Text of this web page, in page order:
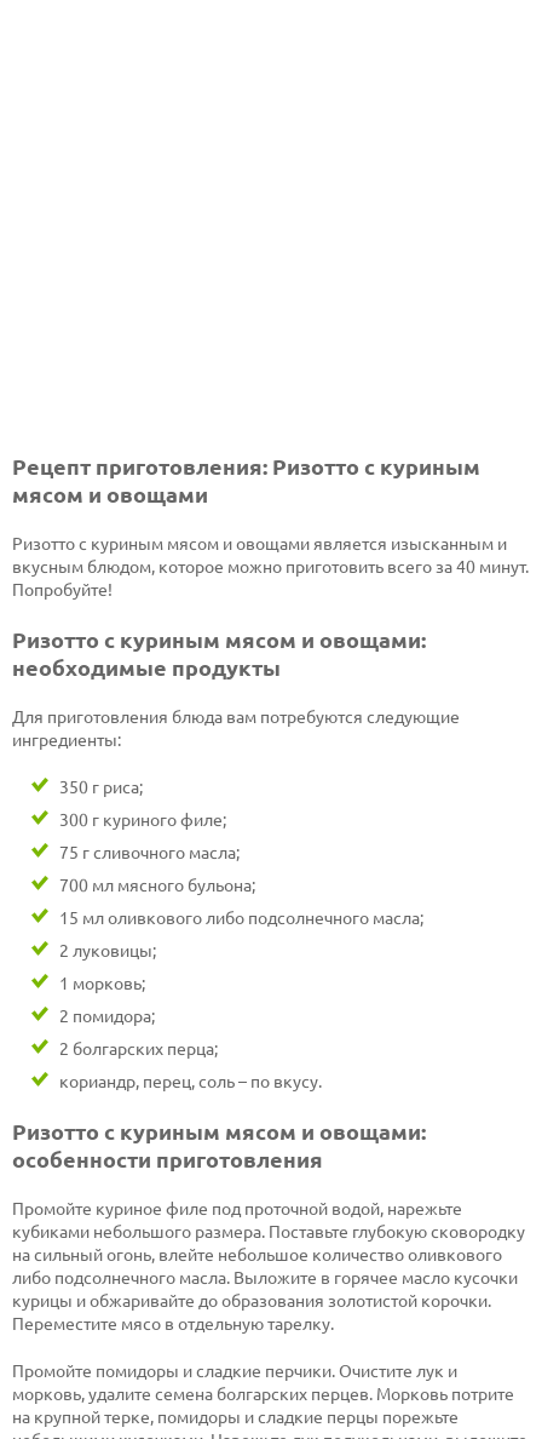
Рецепт приготовления: Ризотто с куриным
мясом и овощами
Ризотто с куриным мясом и овощами является изысканным и
вкусным блюдом, которое можно приготовить всего за 40 минут.
Попробуйте!
Ризотто с куриным мясом и овощами:
необходимые продукты
Для приготовления блюда вам потребуются следующие
ингредиенты:
350 г риса;
300 г куриного филе;
75 г сливочного масла;
700 мл мясного бульона;
15 мл оливкового либо подсолнечного масла;
2 луковицы;
1 морковь;
2 помидора;
2 болгарских перца;
кориандр, перец, соль – по вкусу.
Ризотто с куриным мясом и овощами:
особенности приготовления
Промойте куриное филе под проточной водой, нарежьте
кубиками небольшого размера. Поставьте глубокую сковородку
на сильный огонь, влейте небольшое количество оливкового
либо подсолнечного масла. Выложите в горячее масло кусочки
курицы и обжаривайте до образования золотистой корочки.
Переместите мясо в отдельную тарелку.
Промойте помидоры и сладкие перчики. Очистите лук и
морковь, удалите семена болгарских перцев. Морковь потрите
на крупной терке, помидоры и сладкие перцы порежьте